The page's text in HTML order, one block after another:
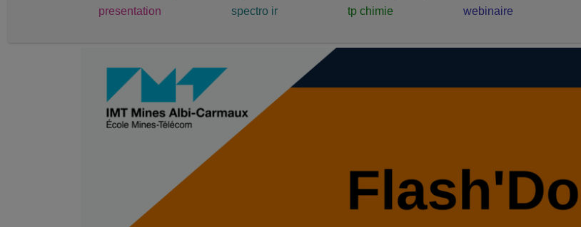
presentation
spectro ir tp chimie webinaire